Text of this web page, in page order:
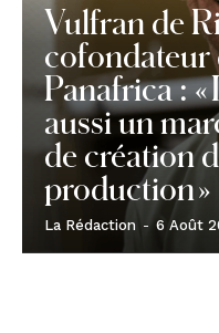
Vulfran de
cofondateur
Panafrica : «
aussi un
de création
production »
La Rédaction - 6 Août